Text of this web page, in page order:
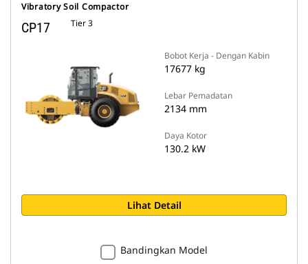
Vibratory Soil Compactor
CP17 Tier 3
Bobot Kerja - Dengan Kabin
17677 kg
Lebar Pemadatan
2134 mm
Daya Kotor
130.2 kW
Lihat Detail
Bandingkan Model